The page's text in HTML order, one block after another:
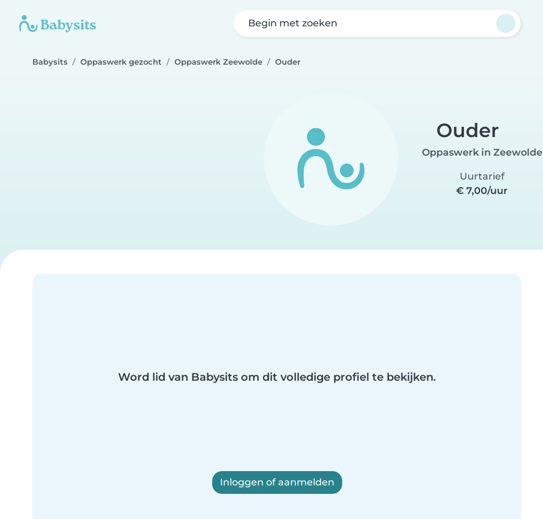
Begin met zoeken
Babysits Oppaswerk gezocht Oppaswerk Zeewolde Ouder
Ouder
Oppaswerk in Zeewolde
Uurtarief
€ 7,00/uur
Word lid van Babysits om dit volledige profiel te bekijken.
Inloggen of aanmelden